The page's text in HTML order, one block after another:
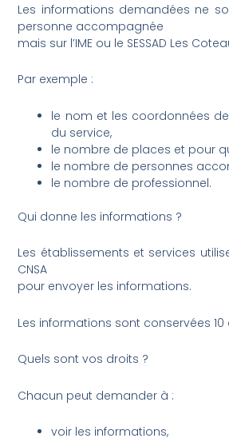
Les informations demandées ne
personne accompagnée
mais sur l’IME ou le SESSAD Les
Par exemple :
le nom et les coordonnées
du service,
le nombre de places et pour
le nombre de personnes
le nombre de professionnel.
Qui donne les informations ?
Les établissements et services
CNSA
pour envoyer les informations.
Les informations sont conservées
Quels sont vos droits ?
Chacun peut demander à :
voir les informations,